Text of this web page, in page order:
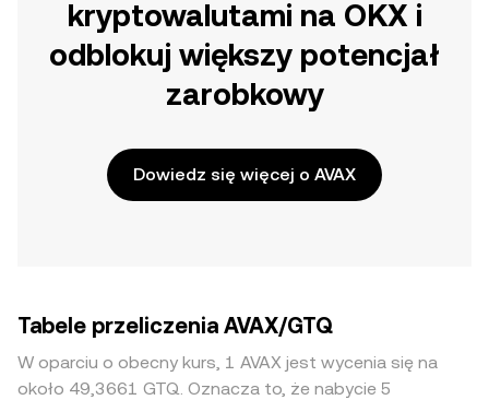
kryptowalutami na OKX i
odblokuj większy potencjał
zarobkowy
Dowiedz się więcej o AVAX
Tabele przeliczenia AVAX/GTQ
W oparciu o obecny kurs, 1 AVAX jest wycenia się na
około 49,3661 GTQ. Oznacza to, że nabycie 5